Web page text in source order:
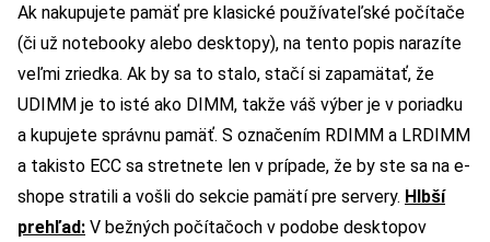
Ak nakupujete pamäť pre klasické používateľské počítače
(či už notebooky alebo desktopy), na tento popis narazíte
veľmi zriedka. Ak by sa to stalo, stačí si zapamätať, že
UDIMM je to isté ako DIMM, takže váš výber je v poriadku
a kupujete správnu pamäť. S označením RDIMM a LRDIMM
a takisto ECC sa stretnete len v prípade, že by ste sa na e-
shope stratili a vošli do sekcie pamätí pre servery. Hlbší
prehľad: V bežných počítačoch v podobe desktopov